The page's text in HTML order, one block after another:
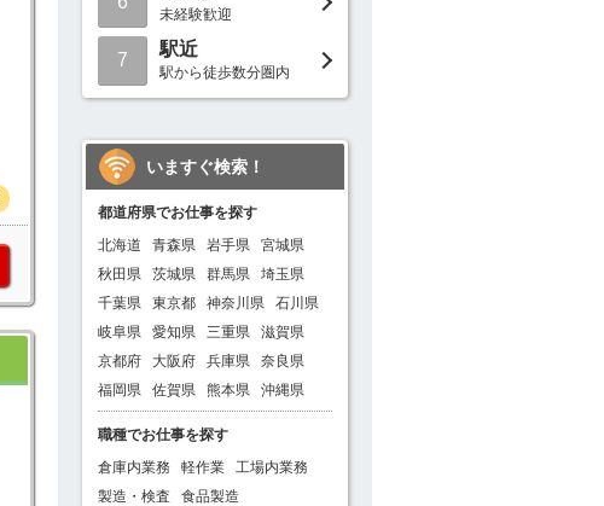
未経験歓迎
7
駅近
駅から徒歩数分圏内
いますぐ検索！
都道府県でお仕事を探す
北海道
青森県 岩手県
宮城県
秋田県
茨城県 群馬県
埼玉県
千葉県
東京都 神奈川県
石川県
岐阜県
愛知県 三重県
滋賀県
京都府
大阪府 兵庫県
奈良県
福岡県
佐賀県 熊本県 沖縄県
職種でお仕事を探す
倉庫内業務
軽作業
工場内業務
製造・検査
食品製造